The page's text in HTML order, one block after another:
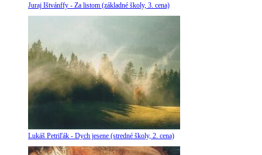
Juraj Ištvánffy - Za listom (základné školy, 3. cena)
Lukáš Petriľák - Dych jesene (stredné školy, 2. cena)